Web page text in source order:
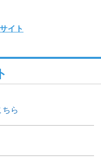
イト
ちら